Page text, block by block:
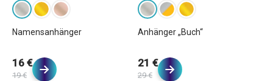
Namensanhänger
16 €
19 €
Anhänger „Buch“
21 €
29 €